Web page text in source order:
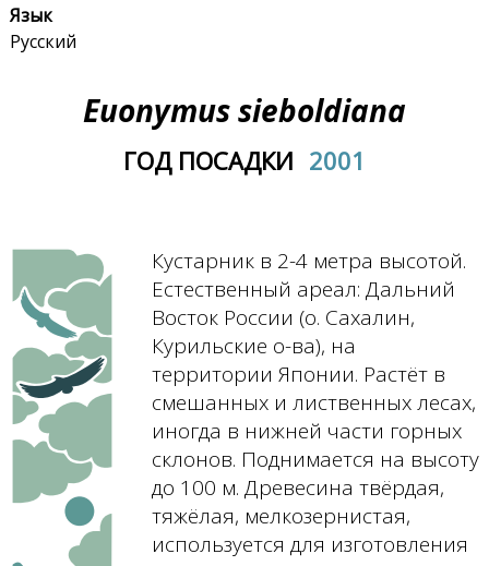
Язык
Русский
Euonymus sieboldiana
ГОД ПОСАДКИ 2001
Кустарник в 2-4 метра высотой.
Естественный ареал: Дальний
Восток России (о. Сахалин,
Курильские о-ва), на
территории Японии. Растёт в
смешанных и лиственных лесах,
иногда в нижней части горных
склонов. Поднимается на высоту
до 100 м. Древесина твёрдая,
тяжёлая, мелкозернистая,
используется для изготовления